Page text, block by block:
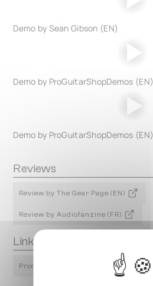
Demo by Sean Gibson (EN)
Demo by ProGuitarShopDemos (EN)
Demo by ProGuitarShopDemos (EN)
Reviews
Review by The Gear Page (EN)
Review by Audiofanzine (FR)
Links
Product Page